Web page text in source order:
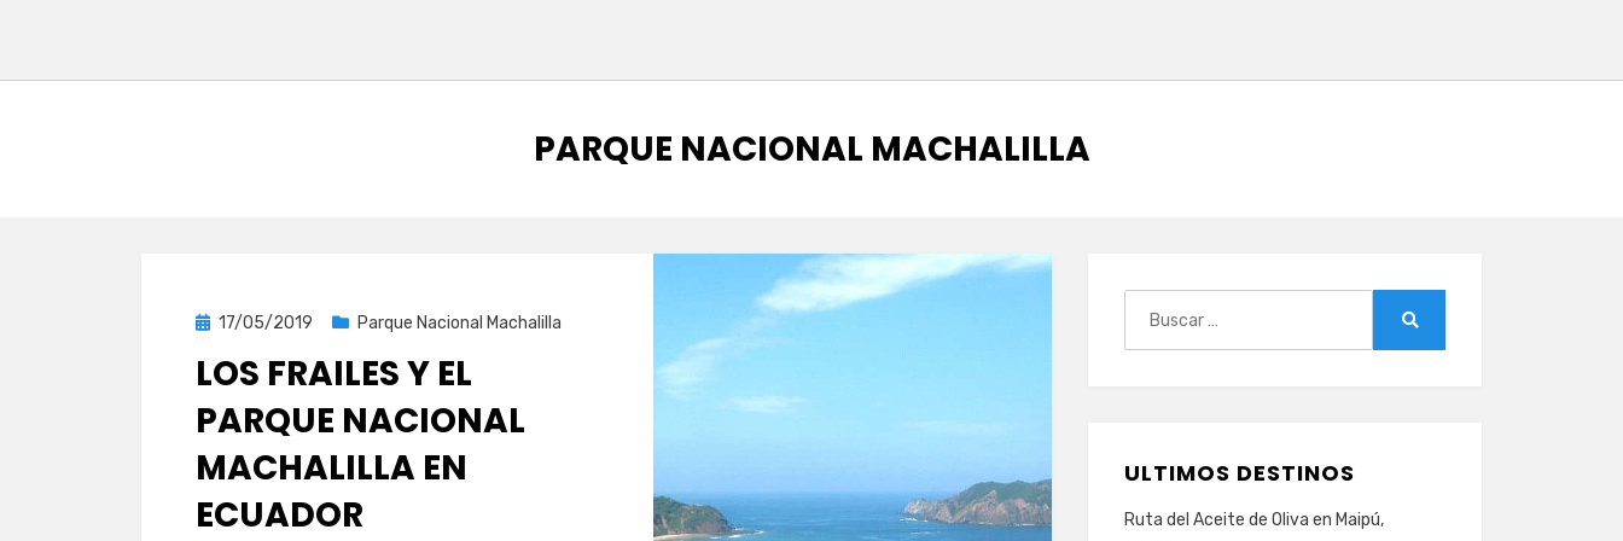
CATEGORÍA
:
PARQUE NACIONAL MACHALILLA
Publicada
17/05/2019 Parque Nacional Machalilla
LOS FRAILES Y EL
PARQUE NACIONAL
MACHALILLA EN
ECUADOR
ULTIMOS DESTINOS
Ruta del Aceite de Oliva en Maipú,